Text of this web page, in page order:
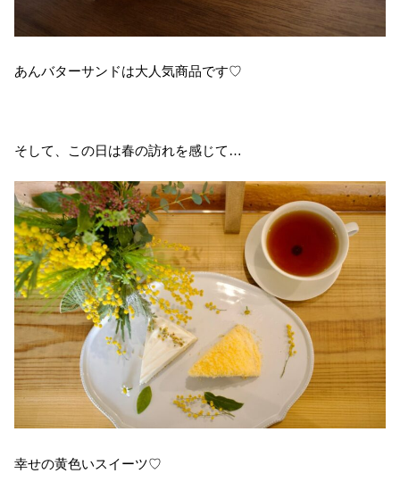
あんバターサンドは大人気商品です♡
そして、この日は春の訪れを感じて…
幸せの黄色いスイーツ♡